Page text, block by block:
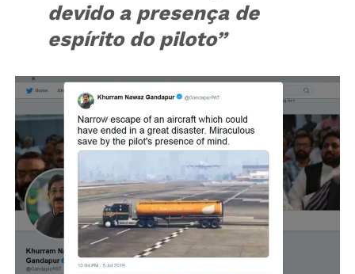
devido a presença de
espírito do piloto”